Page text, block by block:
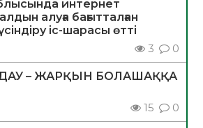
интернет
алуға бағытталған
іс-шарасы өтті
3 0
– ЖАРҚЫН БОЛАШАҚҚА
15 0